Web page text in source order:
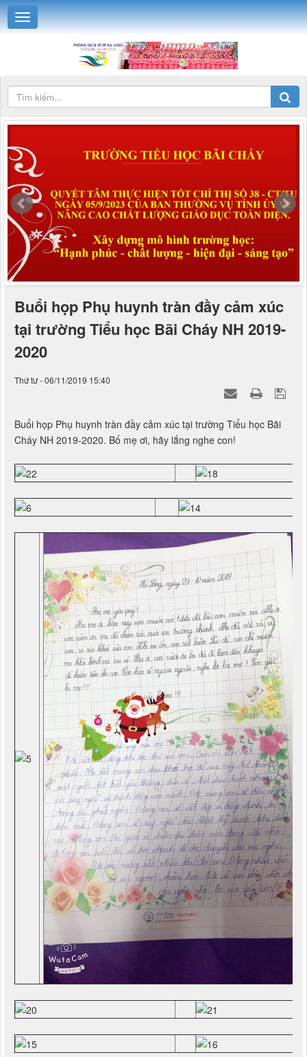
Buổi họp Phụ huynh tràn đầy cảm xúc
tại trường Tiểu học Bãi Cháy NH 2019-
2020
Thứ tư - 06/11/2019 15:40
Buổi họp Phụ huynh tràn đầy cảm xúc tại trường Tiểu học Bãi
Cháy NH 2019-2020. Bố mẹ ơi, hãy lắng nghe con!